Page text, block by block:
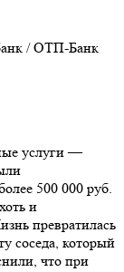
/ОТП-Банк
услуги —
500 000 руб.
и
превратилась
соседа, который
что при